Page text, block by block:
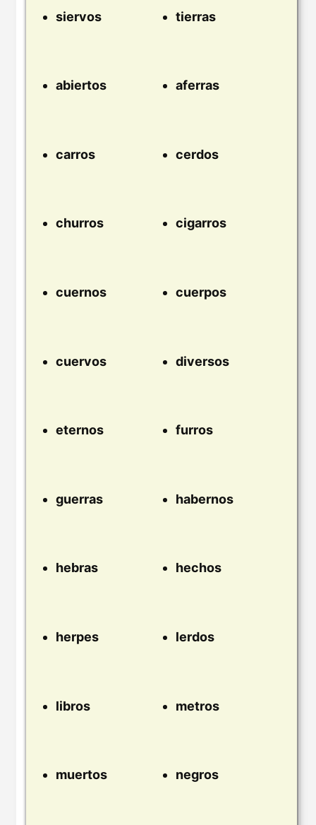
siervos tierras
abiertos aferras
carros cerdos
churros cigarros
cuernos cuerpos
cuervos diversos
eternos furros
guerras habernos
hebras hechos
herpes lerdos
libros metros
muertos negros